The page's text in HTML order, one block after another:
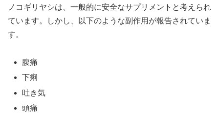
ノコギリヤシは、一般的に安全なサプリメントと考えられ
ています。しかし、以下のような副作用が報告されていま
す。
腹痛
下痢
吐き気
頭痛